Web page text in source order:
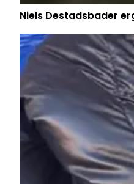
Niels Destadsbader